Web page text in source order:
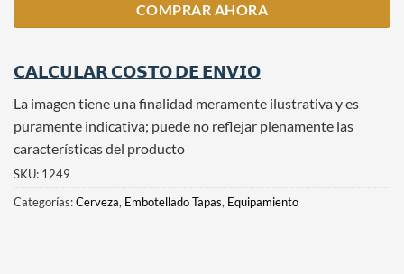
COMPRAR AHORA
𝗖𝗔𝗟𝗖𝗨𝗟𝗔𝗥 𝗖𝗢𝗦𝗧𝗢 𝗗𝗘 𝗘𝗡𝗩𝗜𝗢
La imagen tiene una finalidad meramente ilustrativa y es
puramente indicativa; puede no reflejar plenamente las
características del producto
SKU: 1249
Categorías:Cerveza, Embotellado Tapas, Equipamiento